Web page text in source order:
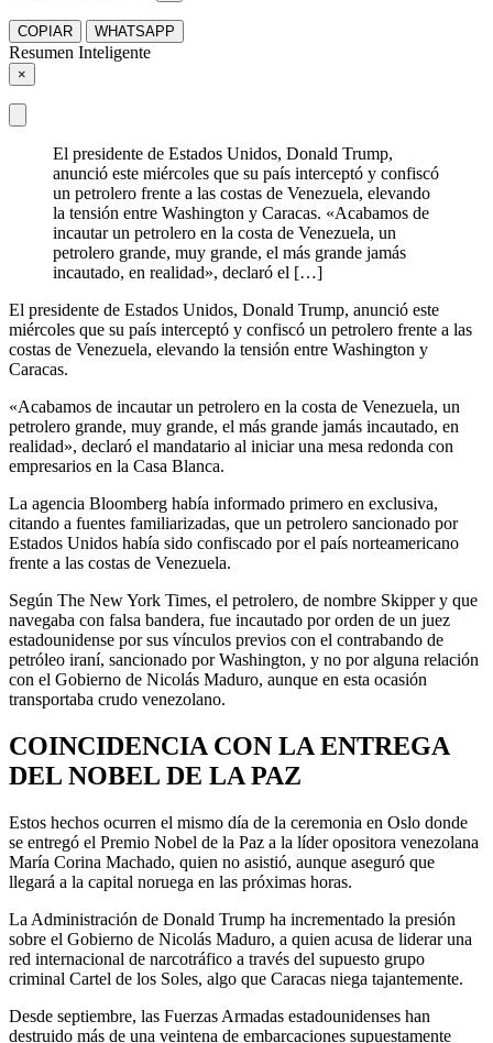
COPIAR WHATSAPP
Resumen Inteligente
×
El presidente de Estados Unidos, Donald Trump,
anunció este miércoles que su país interceptó y confiscó
un petrolero frente a las costas de Venezuela, elevando
la tensión entre Washington y Caracas. «Acabamos de
incautar un petrolero en la costa de Venezuela, un
petrolero grande, muy grande, el más grande jamás
incautado, en realidad», declaró el […]
El presidente de Estados Unidos, Donald Trump, anunció este
miércoles que su país interceptó y confiscó un petrolero frente a las
costas de Venezuela, elevando la tensión entre Washington y
Caracas.
«Acabamos de incautar un petrolero en la costa de Venezuela, un
petrolero grande, muy grande, el más grande jamás incautado, en
realidad», declaró el mandatario al iniciar una mesa redonda con
empresarios en la Casa Blanca.
La agencia Bloomberg había informado primero en exclusiva,
citando a fuentes familiarizadas, que un petrolero sancionado por
Estados Unidos había sido confiscado por el país norteamericano
frente a las costas de Venezuela.
Según The New York Times, el petrolero, de nombre Skipper y que
navegaba con falsa bandera, fue incautado por orden de un juez
estadounidense por sus vínculos previos con el contrabando de
petróleo iraní, sancionado por Washington, y no por alguna relación
con el Gobierno de Nicolás Maduro, aunque en esta ocasión
transportaba crudo venezolano.
COINCIDENCIA CON LA ENTREGA
DEL NOBEL DE LA PAZ
Estos hechos ocurren el mismo día de la ceremonia en Oslo donde
se entregó el Premio Nobel de la Paz a la líder opositora venezolana
María Corina Machado, quien no asistió, aunque aseguró que
llegará a la capital noruega en las próximas horas.
La Administración de Donald Trump ha incrementado la presión
sobre el Gobierno de Nicolás Maduro, a quien acusa de liderar una
red internacional de narcotráfico a través del supuesto grupo
criminal Cartel de los Soles, algo que Caracas niega tajantemente.
Desde septiembre, las Fuerzas Armadas estadounidenses han
destruido más de una veintena de embarcaciones supuestamente